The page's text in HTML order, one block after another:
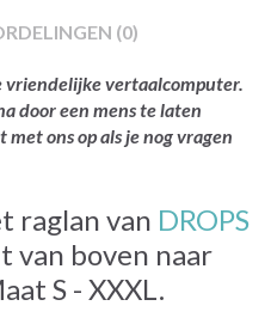
(0)
vriendelijke vertaalcomputer.
door een mens te laten
ons op als je nog vragen
raglan van DROPS
van boven naar
S - XXXL.